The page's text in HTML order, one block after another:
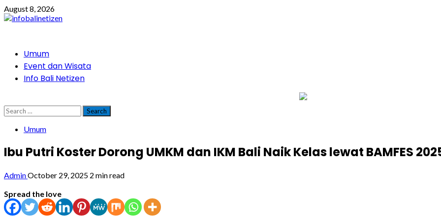
Skip
to
August 8, 2026
PrimaryUmum
Event dan Wisata
Info Bali Netizen
Search
for:
Umum
Ibu Putri Koster Dorong UMKM dan IKM Bali Naik Kelas lewat BAMFES
AdminOctober 29, 2025 2 min read
Spread the love